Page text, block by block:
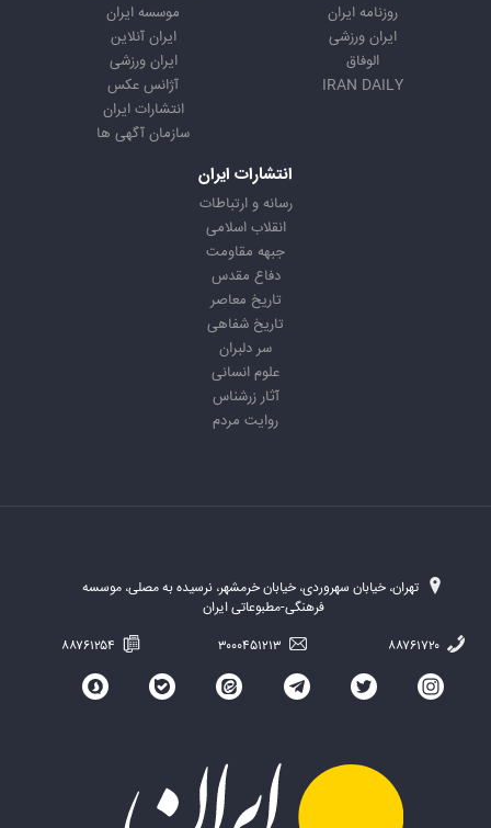
روزنامه ایران
ایران ورزشی
الوفاق
IRAN DAILY
موسسه ایران
ایران آنلاین
ایران ورزشی
آژانس عکس
انتشارات ایران
سازمان آگهی ها
انتشارات ایران
رسانه و ارتباطات
انقلاب اسلامی
جبهه مقاومت
دفاع مقدس
تاریخ معاصر
تاریخ شفاهی
سر دلبران
علوم انسانی
آثار زرشناس
روایت مردم
تهران، خیابان سهروردی، خیابان خرمشهر، نرسیده به مصلی، موسسه
فرهنگی-مطبوعاتی ایران